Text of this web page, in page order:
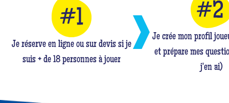
Je réserve en ligne ou sur devis si je
suis + de 18 personnes à jouer
Je crée mon profil
et prépare mes
j'en ai)